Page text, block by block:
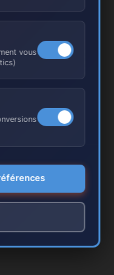
à Drancy
vous